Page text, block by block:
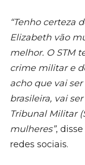
“Tenho certeza
Elizabeth vão
melhor. O STM
crime militar e
acho que vai
brasileira, vai
Tribunal Militar
mulheres”,
redes sociais.